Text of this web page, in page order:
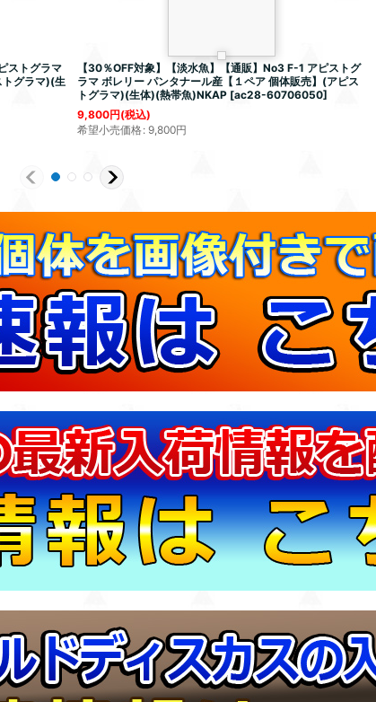
ストグラマ
グラマ)(生
【30％OFF対象】【淡水魚】【通販】No3 F-1 アピストグ
ラマ ボレリー パンタナール産【１ペア 個体販売】(アピス
トグラマ)(生体)(熱帯魚)NKAP [ac28-60706050]
9,800円(税込)
希望小売価格: 9,800円